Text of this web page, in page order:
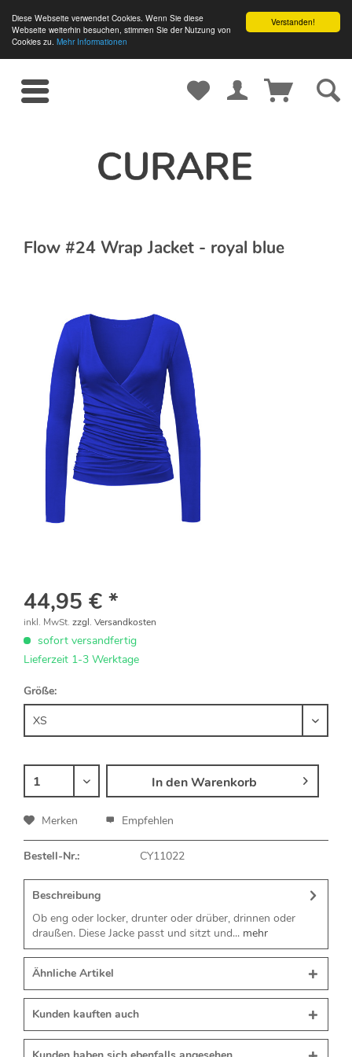
Verstanden!
Diese Webseite verwendet Cookies. Wenn Sie diese
Webseite weiterhin besuchen, stimmen Sie der Nutzung von
Cookies zu. Mehr Informationen
Flow #24 Wrap Jacket - royal blue
44,95 € *
inkl. MwSt. zzgl. Versandkosten
sofort versandfertig
Lieferzeit 1-3 Werktage
Größe:
In denWarenkorb
Merken Empfehlen
Bestell-Nr.: CY11022
Beschreibung
Ob eng oder locker, drunter oder drüber, drinnen oder
draußen. Diese Jacke passt und sitzt und... mehr
Ähnliche Artikel
Kunden kauften auch